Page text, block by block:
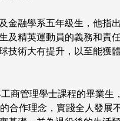
金融學系五年級生，他指
及精英運動員的義務和責
技術大有提升，以至能獲
工商管理學士課程的畢業生
合作理念，實踐全人發展